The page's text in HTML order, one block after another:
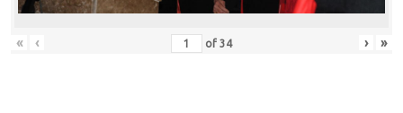
« ‹ of 34 › »